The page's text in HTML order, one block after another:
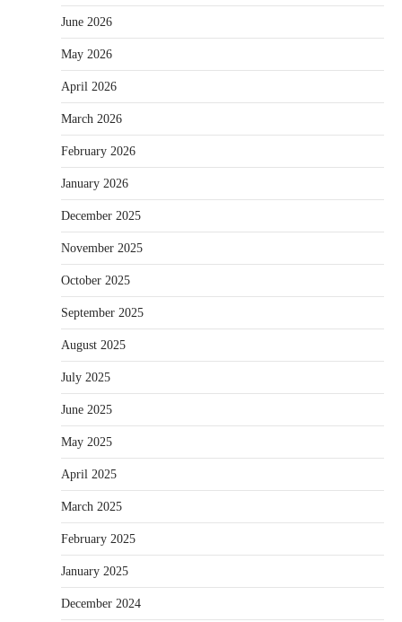
June 2026
May 2026
April 2026
March 2026
February 2026
January 2026
December 2025
November 2025
October 2025
September 2025
August 2025
July 2025
June 2025
May 2025
April 2025
March 2025
February 2025
January 2025
December 2024